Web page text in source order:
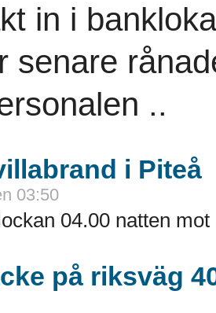
in i
senare
..
i Piteå
03:50
04.00 natten
på riksväg